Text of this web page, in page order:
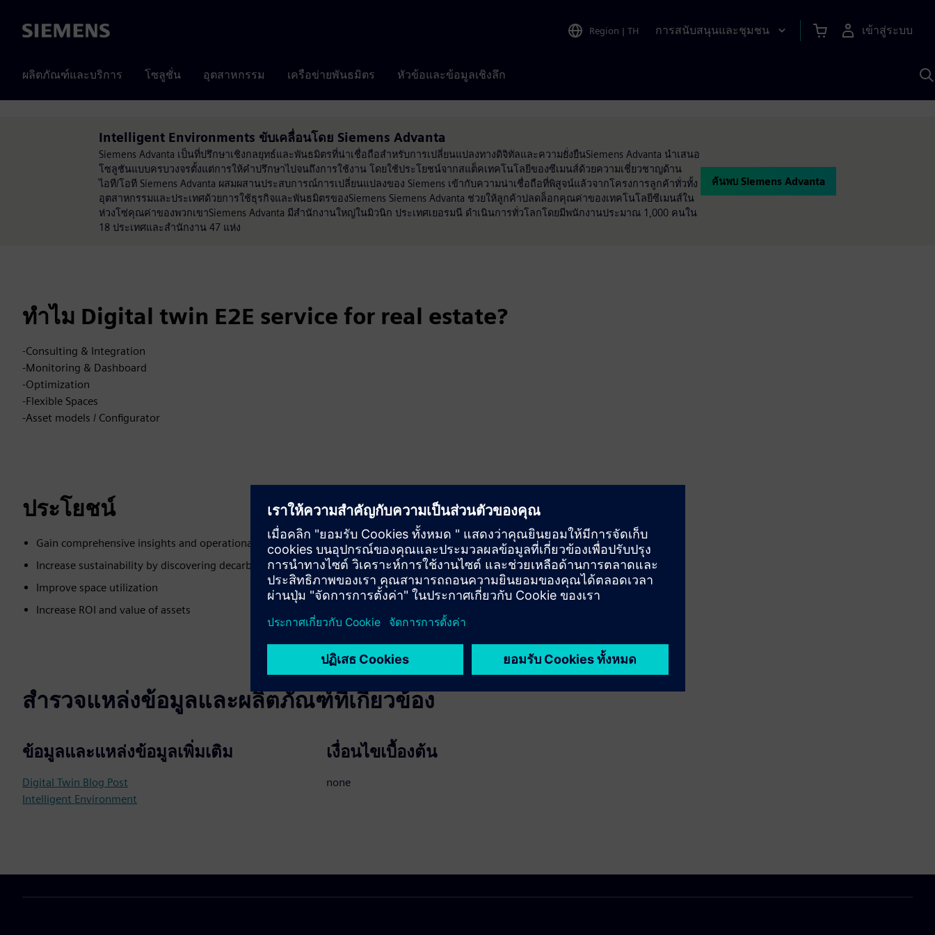
Siemens Region | TH การสนับสนุนและชุมชน เข้าสู่ระบบ
ผลิตภัณฑ์และบริการ โซลูชั่น อุตสาหกรรม เครือข่ายพันธมิตร หัวข้อและข้อมูลเชิงลึก
Intelligent Environments ขับเคลื่อนโดย Siemens Advanta
Siemens Advanta เป็นที่ปรึกษาเชิงกลยุทธ์และพันธมิตรที่น่าเชื่อถือสำหรับการเปลี่ยนแปลงทางดิจิทัลและความยั่งยืนSiemens Advanta นำเสนอ
โซลูชันแบบครบวงจรตั้งแต่การให้คำปรึกษาไปจนถึงการใช้งาน โดยใช้ประโยชน์จากสแต็คเทคโนโลยีของซีเมนส์ด้วยความเชี่ยวชาญด้าน
ไอที/โอที Siemens Advanta ผสมผสานประสบการณ์การเปลี่ยนแปลงของ Siemens เข้ากับความน่าเชื่อถือที่พิสูจน์แล้วจากโครงการลูกค้าทั่วทั้ง
อุตสาหกรรมและประเทศด้วยการใช้ธุรกิจและพันธมิตรของSiemens Siemens Advanta ช่วยให้ลูกค้าปลดล็อกคุณค่าของเทคโนโลยีซีเมนส์ใน
ห่วงโซ่คุณค่าของพวกเขาSiemens Advanta มีสำนักงานใหญ่ในมิวนิก ประเทศเยอรมนี ดำเนินการทั่วโลกโดยมีพนักงานประมาณ 1,000 คนใน
18 ประเทศและสำนักงาน 47 แห่ง
ค้นพบ Siemens Advanta
ทำไม Digital twin E2E service for real estate?
-Consulting & Integration
-Monitoring & Dashboard
-Optimization
-Flexible Spaces
-Asset models / Configurator
ประโยชน์
Gain comprehensive insights and operational transparency
Increase sustainability by discovering decarbonization potential
Improve space utilization
Increase ROI and value of assets
สำรวจแหล่งข้อมูลและผลิตภัณฑ์ที่เกี่ยวข้อง
ข้อมูลและแหล่งข้อมูลเพิ่มเติม
Digital Twin Blog Post
Intelligent Environment
เงื่อนไขเบื้องต้น
none